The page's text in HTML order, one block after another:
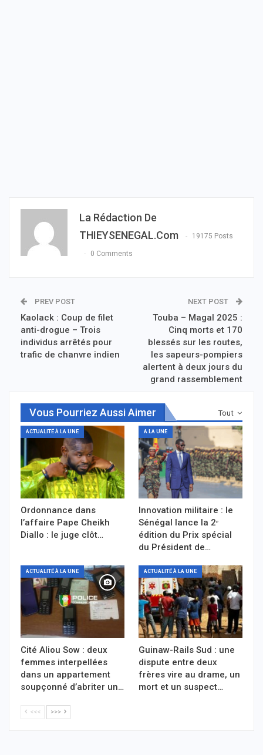
La Rédaction De
THIEYSENEGAL.com
19175 Posts
0 Comments
PREV POST
Kaolack : Coup de filet
anti-drogue – Trois
individus arrêtés pour
trafic de chanvre indien
NEXT POST
Touba – Magal 2025 :
Cinq morts et 170
blessés sur les routes,
les sapeurs-pompiers
alertent à deux jours du
grand rassemblement
Tout
Vous Pourriez Aussi Aimer
ACTUALITÉ À LA UNE
Ordonnance dans
l’affaire Pape Cheikh
Diallo : le juge clôt…
A LA UNE
Innovation militaire : le
Sénégal lance la 2ᵉ
édition du Prix spécial
du Président de…
ACTUALITÉ À LA UNE
Cité Aliou Sow : deux
femmes interpellées
dans un appartement
soupçonné d’abriter un…
ACTUALITÉ À LA UNE
Guinaw-Rails Sud : une
dispute entre deux
frères vire au drame, un
mort et un suspect…
<<< >>>